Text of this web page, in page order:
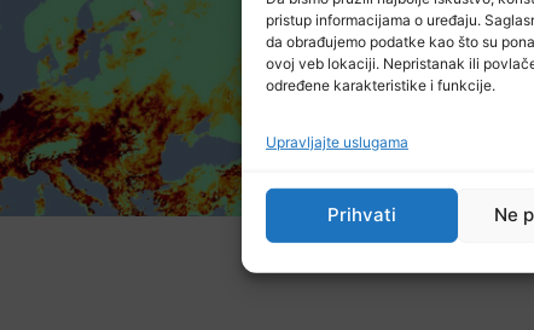
pristup informacijama o uređaju.
da obrađujemo podatke kao što su
ovoj veb lokaciji. Nepristanak ili
određene karakteristike i funkcije.
Upravljajte uslugama
Prihvati Ne